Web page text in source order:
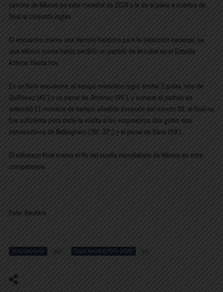
camino de México en este mundial de 2026 y le da el pase a cuartos de
final al conjunto inglés.
El encuentro marca una derrota histórica para la selección nacional, ya
que México nunca había perdido un partido de Mundial en el Estadio
Azteca. Hasta hoy.
En un fiero encuentro, el equipo mexicano logró anotar 2 goles, uno de
Quiñonez (41’) y un penal de Jimenez (68’), y aunque el partido se
extendió 11 minutos de tiempo añadido después del minuto 90, al final no
fue suficiente para darle la vuelta a los sorpresivos dos goles casi
consecutivos de Bellingham (35′, 37′,) y al penal de Kane (59’).
El silbatazo final marcó el fin del sueño mundialista de México en esta
competencia.
Foto: Reuters
Internacional 258 Copa Mundial FIFA 2026 17